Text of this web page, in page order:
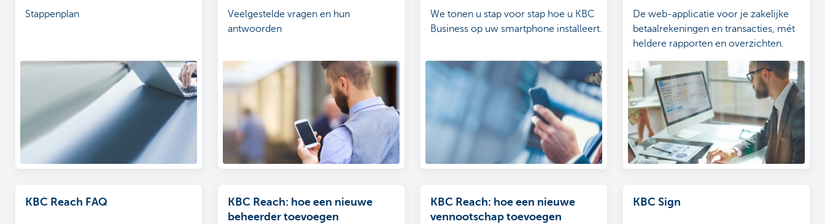
Stappenplan
Veelgestelde vragen en hun
antwoorden
We tonen u stap voor stap hoe u KBC
Business op uw smartphone installeert.
De web-applicatie voor je zakelijke
betaalrekeningen en transacties, mét
heldere rapporten en overzichten.
KBC Reach FAQ
KBC Reach: hoe een nieuwe
beheerder toevoegen
KBC Reach: hoe een nieuwe
vennootschap toevoegen
KBC Sign